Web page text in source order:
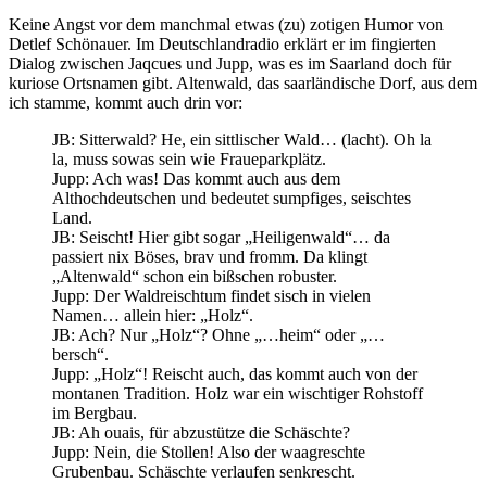
Keine Angst vor dem manchmal etwas (zu) zotigen Humor von
Detlef Schönauer. Im Deutschlandradio erklärt er im fingierten
Dialog zwischen Jaqcues und Jupp, was es im Saarland doch für
kuriose Ortsnamen gibt. Altenwald, das saarländische Dorf, aus dem
ich stamme, kommt auch drin vor:
JB: Sitterwald? He, ein sittlischer Wald… (lacht). Oh la
la, muss sowas sein wie Fraueparkplätz.
Jupp: Ach was! Das kommt auch aus dem
Althochdeutschen und bedeutet sumpfiges, seischtes
Land.
JB: Seischt! Hier gibt sogar „Heiligenwald“… da
passiert nix Böses, brav und fromm. Da klingt
„Altenwald“ schon ein bißschen robuster.
Jupp: Der Waldreischtum findet sisch in vielen
Namen… allein hier: „Holz“.
JB: Ach? Nur „Holz“? Ohne „…heim“ oder „…
bersch“.
Jupp: „Holz“! Reischt auch, das kommt auch von der
montanen Tradition. Holz war ein wischtiger Rohstoff
im Bergbau.
JB: Ah ouais, für abzustütze die Schäschte?
Jupp: Nein, die Stollen! Also der waagreschte
Grubenbau. Schäschte verlaufen senkrescht.